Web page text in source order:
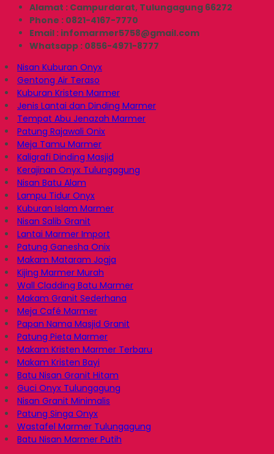
Alamat : Campurdarat, Tulungagung 66272
Phone : 0821-4167-7770
Email : infomarmer5758@gmail.com
Whatsapp : 0856-4971-8777
Nisan Kuburan Onyx
Gentong Air Teraso
Kuburan Kristen Marmer
Jenis Lantai dan Dinding Marmer
Tempat Abu Jenazah Marmer
Patung Rajawali Onix
Meja Tamu Marmer
Kaligrafi Dinding Masjid
Kerajinan Onyx Tulungagung
Nisan Batu Alam
Lampu Tidur Onyx
Kuburan Islam Marmer
Nisan Salib Granit
Lantai Marmer Import
Patung Ganesha Onix
Makam Mataram Jogja
Kijing Marmer Murah
Wall Cladding Batu Marmer
Makam Granit Sederhana
Meja Café Marmer
Papan Nama Masjid Granit
Patung Pieta Marmer
Makam Kristen Marmer Terbaru
Makam Kristen Bayi
Batu Nisan Granit Hitam
Guci Onyx Tulungagung
Nisan Granit Minimalis
Patung Singa Onyx
Wastafel Marmer Tulungagung
Batu Nisan Marmer Putih